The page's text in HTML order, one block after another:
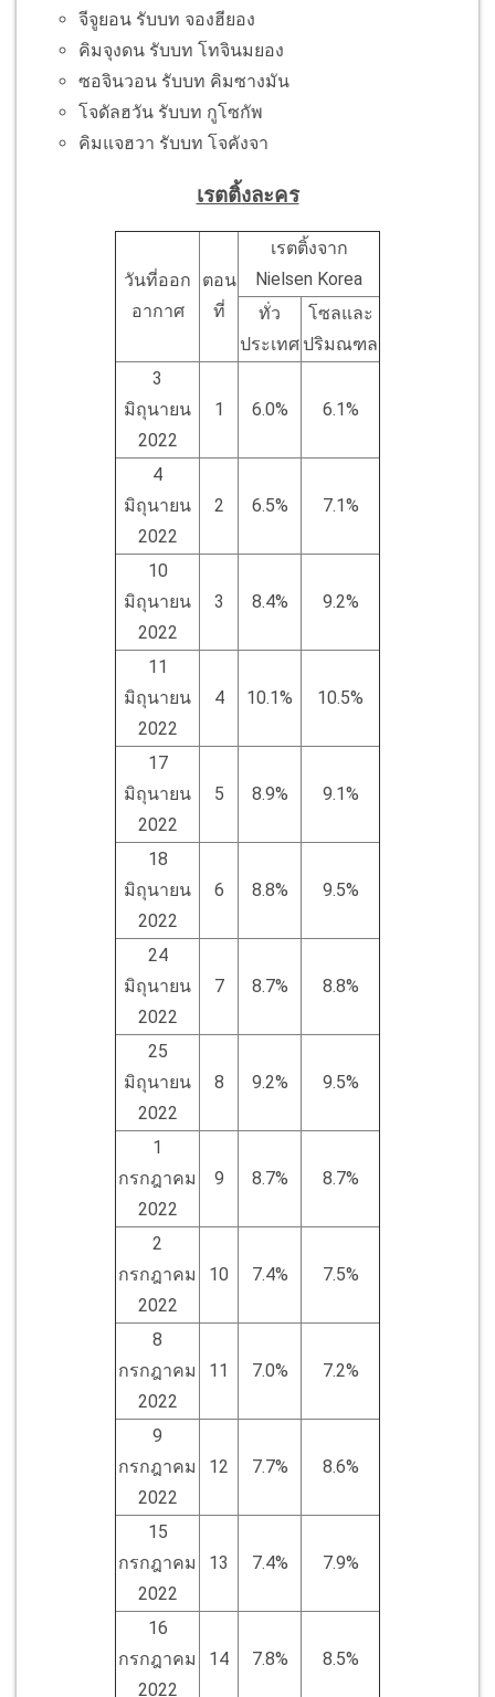
จีจูยอน รับบท จองฮียอง
คิมจุงดน รับบท โทจินมยอง
ซอจินวอน รับบท คิมซางมัน
โจดัลฮวัน รับบท กูโซกัพ
คิมแจฮวา รับบท โจคังจา
เรตติ้งละคร
วันที่ออก
อากาศ
ตอน
ที่
เรตติ้งจาก
Nielsen Korea
ทั่ว
ประเทศ
โซลและ
ปริมณฑล
3
มิถุนายน
2022
1 6.0% 6.1%
4
มิถุนายน
2022
2 6.5% 7.1%
10
มิถุนายน
2022
3 8.4% 9.2%
11
มิถุนายน
2022
4 10.1% 10.5%
17
มิถุนายน
2022
5 8.9% 9.1%
18
มิถุนายน
2022
6 8.8% 9.5%
24
มิถุนายน
2022
7 8.7% 8.8%
25
มิถุนายน
2022
8 9.2% 9.5%
1
กรกฎาคม
2022
9 8.7% 8.7%
2
กรกฎาคม
2022
10 7.4% 7.5%
8
กรกฎาคม
2022
11 7.0% 7.2%
9
กรกฎาคม
2022
12 7.7% 8.6%
15
กรกฎาคม
2022
13 7.4% 7.9%
16
กรกฎาคม
2022
14 7.8% 8.5%